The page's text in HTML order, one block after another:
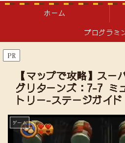
ホーム
プログラミ
PR
【マップで攻略】スー
グリターンズ：7-7 ミ
トリー-ステージガイド
ゲーム